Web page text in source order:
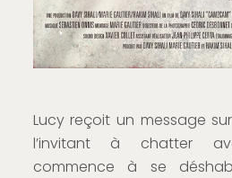
Lucy reçoit un message
l’invitant à chatter
commence à se